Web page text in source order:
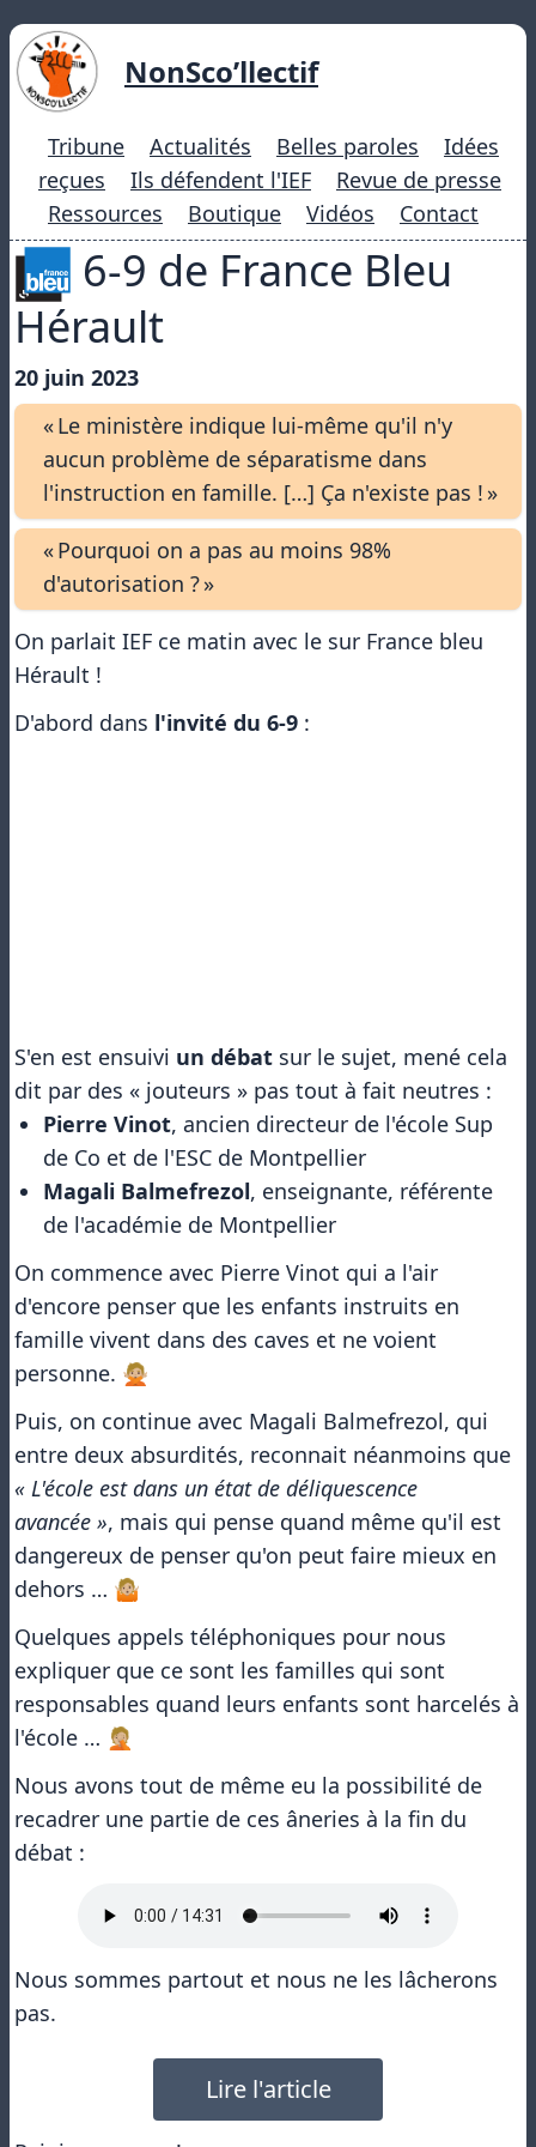
NonSco’llectif
Tribune Actualités Belles paroles
Idées
reçues
Ils défendent l'IEF
Revue de presse
Ressources
Boutique Vidéos Contact
6-9 de France Bleu
Hérault
20 juin 2023
« Le ministère indique lui-même qu'il n'y
aucun problème de séparatisme dans
l'instruction en famille. […] Ça n'existe pas ! »
« Pourquoi on a pas au moins 98%
d'autorisation ? »
On parlait IEF ce matin avec le sur France bleu
Hérault !
D'abord dans l'invité du 6-9 :
S'en est ensuivi un débat sur le sujet, mené cela
dit par des « jouteurs » pas tout à fait neutres :
Pierre Vinot, ancien directeur de l'école Sup
de Co et de l'ESC de Montpellier
Magali Balmefrezol, enseignante, référente
de l'académie de Montpellier
On commence avec Pierre Vinot qui a l'air
d'encore penser que les enfants instruits en
famille vivent dans des caves et ne voient
personne. 🙅🏼
Puis, on continue avec Magali Balmefrezol, qui
entre deux absurdités, reconnait néanmoins que
« L'école est dans un état de déliquescence
avancée », mais qui pense quand même qu'il est
dangereux de penser qu'on peut faire mieux en
dehors … 🤷🏼
Quelques appels téléphoniques pour nous
expliquer que ce sont les familles qui sont
responsables quand leurs enfants sont harcelés à
l'école … 🤦🏼
Nous avons tout de même eu la possibilité de
recadrer une partie de ces âneries à la fin du
débat :
Nous sommes partout et nous ne les lâcherons
pas.
Lire l'article